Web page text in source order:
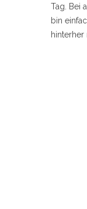
Tag. Bei
bin
hinterher